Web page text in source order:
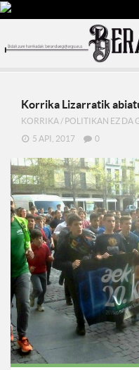
Korrika Lizarratik
KORRIKA / POLITIKAN EZ DA
5 API, 2017
0